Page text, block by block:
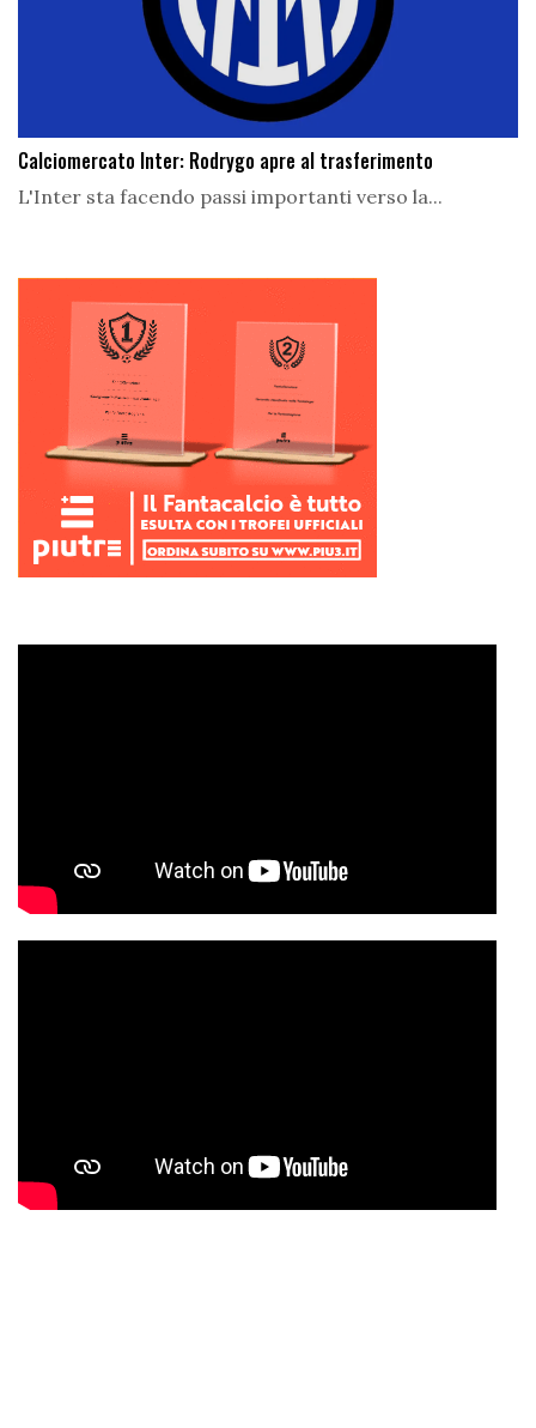
Calciomercato Inter: Rodrygo apre al trasferimento
L'Inter sta facendo passi importanti verso la...